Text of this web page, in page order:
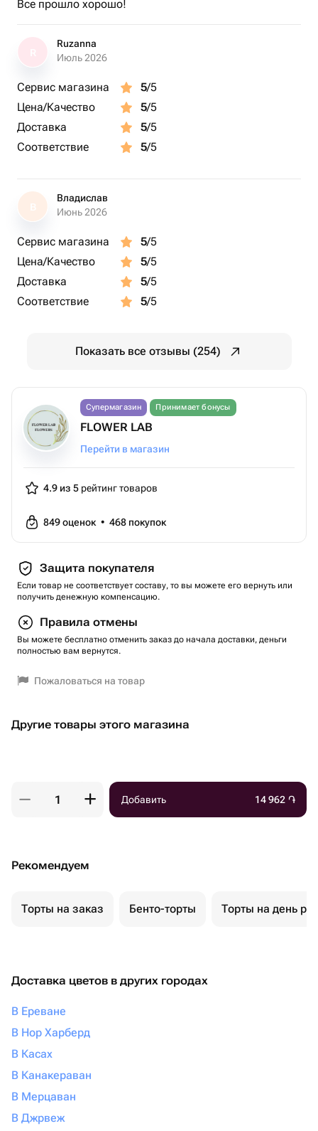
Все прошло хорошо!
Ruzanna
Июль 2026
Сервис магазина 5/5
Цена/Качество
5/5
Доставка
5/5
Соответствие
5/5
В
Владислав
Июнь 2026
Сервис магазина 5/5
Цена/Качество
5/5
Доставка
5/5
Соответствие
5/5
Показать все отзывы (254)
Супермагазин Принимает бонусы
FLOWER LAB
Перейти в магазин
4.9 из 5 рейтинг товаров
849оценок • 468 покупок
Защита покупателя
Если товар не соответствует составу, то вы можете его вернуть или
получить денежную компенсацию.
Правила отмены
Вы можете бесплатно отменить заказ до начала доставки, деньги
полностью вам вернутся.
Пожаловаться на товар
Другие товары этого магазина
Добавить 14 962 ֏
Рекомендуем
Торты на заказ Бенто-торты Торты на день
Доставка цветов в других городах
В Ереване
В Нор Харберд
В Касах
В Канакераван
В Мерцаван
В Джрвеж